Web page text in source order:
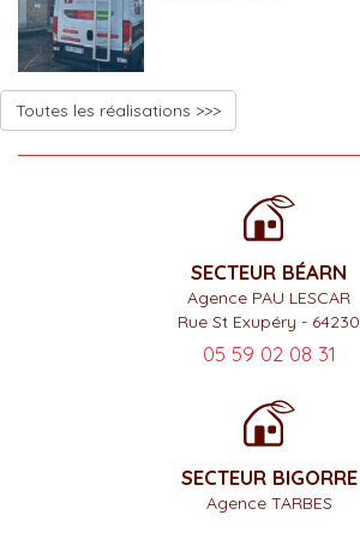
Toutes les réalisations >>>
SECTEUR BÉARN
Agence PAU LESCAR
Rue St Exupéry - 64230
05 59 02 08 31
SECTEUR BIGORRE
Agence TARBES